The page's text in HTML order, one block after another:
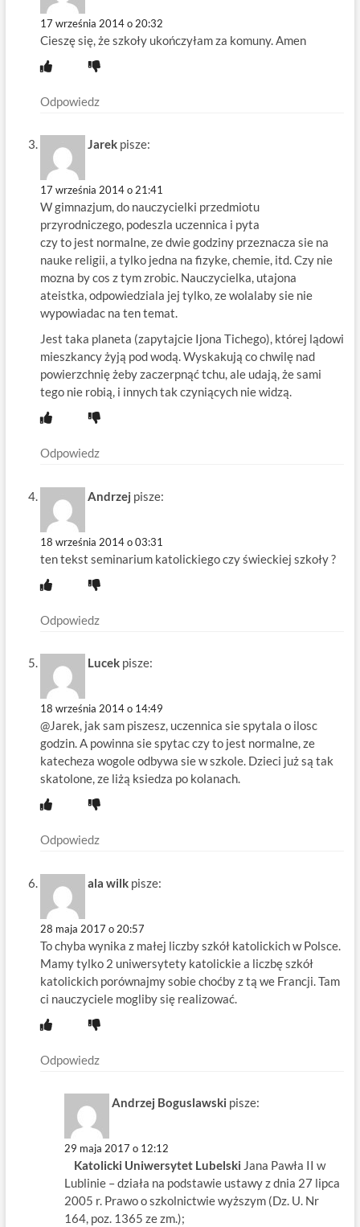
17 września 2014 o 20:32
Cieszę się, że szkoły ukończyłam za komuny. Amen
Odpowiedz
Jarek pisze:
17 września 2014 o 21:41
W gimnazjum, do nauczycielki przedmiotu
przyrodniczego, podeszla uczennica i pyta
czy to jest normalne, ze dwie godziny przeznacza sie na
nauke religii, a tylko jedna na fizyke, chemie, itd. Czy nie
mozna by cos z tym zrobic. Nauczycielka, utajona
ateistka, odpowiedziala jej tylko, ze wolalaby sie nie
wypowiadac na ten temat.
Jest taka planeta (zapytajcie Ijona Tichego), której lądowi
mieszkancy żyją pod wodą. Wyskakują co chwilę nad
powierzchnię żeby zaczerpnąć tchu, ale udają, że sami
tego nie robią, i innych tak czyniących nie widzą.
Odpowiedz
Andrzej pisze:
18 września 2014 o 03:31
ten tekst seminarium katolickiego czy świeckiej szkoły ?
Odpowiedz
Lucek pisze:
18 września 2014 o 14:49
@Jarek, jak sam piszesz, uczennica sie spytala o ilosc
godzin. A powinna sie spytac czy to jest normalne, ze
katecheza wogole odbywa sie w szkole. Dzieci już są tak
skatolone, ze liżą ksiedza po kolanach.
Odpowiedz
ala wilk pisze:
28 maja 2017 o 20:57
To chyba wynika z małej liczby szkół katolickich w Polsce.
Mamy tylko 2 uniwersytety katolickie a liczbę szkół
katolickich porównajmy sobie choćby z tą we Francji. Tam
ci nauczyciele mogliby się realizować.
Odpowiedz
Andrzej Boguslawski pisze:
29 maja 2017 o 12:12
Katolicki Uniwersytet Lubelski Jana Pawła II w
Lublinie – działa na podstawie ustawy z dnia 27 lipca
2005 r. Prawo o szkolnictwie wyższym (Dz. U. Nr
164, poz. 1365 ze zm.);